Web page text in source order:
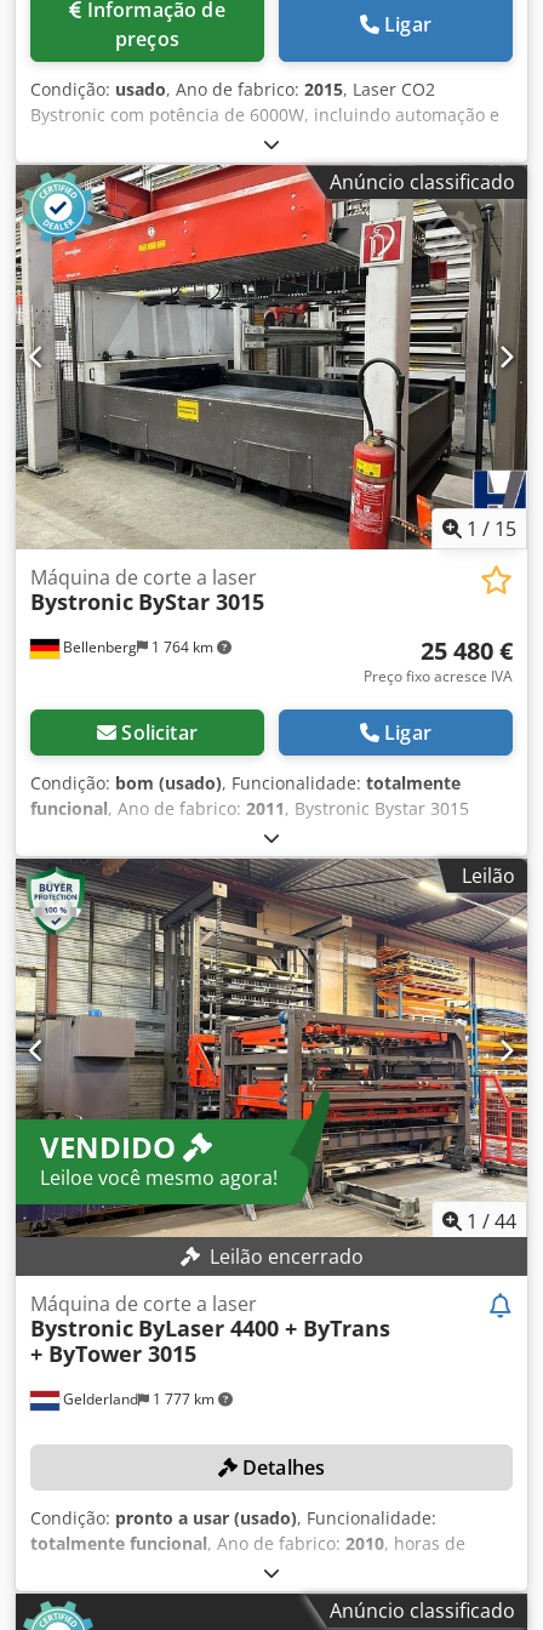
preços
Ligar
Condição: usado, Ano de fabrico: 2015, Laser CO2
Bystronic com potência de 6000W, incluindo automação e
sistema de armazenamento. Trocador automático de
paletes Comando CNC Byvision Centragem automática do
bico Dkodpfx Aaozdtyij Rer Tubo de impulso regulado
Limpeza automática do bico Deteção de colisões Unidade
de refrigeração Unidade de filtragem Mais informações e
vídeos disponíveis mediante solicitação. Visita possível por
marcação. Disponível imediatamente. Dimensões de
trabalho: 3000 x 1500 mm Potência do laser: 6000W
Automação (triagem e armazenamento): ASTES4SORT (12
posições) Armazenamento: TRAFO (12 posições de
armazenamento) Horas ligadas: 41643h Horas de corte:
25394h
Anúncio classificado
1 / 15
Bellenberg 1 764 km
Máquina de corte a laser
Bystronic ByStar 3015
25 480 €
Preço fixo acresce IVA
Solicitar Ligar
Condição: bom (usado), Funcionalidade: totalmente
funcional, Ano de fabrico: 2011, Bystronic Bystar 3015
Laser de bancada plana CO² + Bytrans Cross 3015
(automação de chapas) Meio laser: CO2 Diâmetro do laser:
20 mm Potência do laser: 4,4 kW Dimensões da máquina
(C/L/A): 9500/6500/3500 (extração Doldson) Comprimento e
largura da mesa: 3000/1500 Área de corte -x/-y: 3000/1500
Espessura da chapa - aço: 25 mm Espessura da chapa -
inox: 20 mm Espessura da chapa - alumínio: 12 mm Horas
de operação da máquina: 106.367h Horas de operação do
laser (módulo de excitação): 73.725h Horas de operação do
feixe: 50.873h Inclui: Sistema de extração Depro 6-SPRK
Ressonador Bylaser 4400 Unidade de refrigeração WKL 430
Dsdpfxoyztcho Aa Rskr Venda intermediária, alterações e
erros reservados!
Leilão
VENDIDO
Leiloe você mesmo agora!
1 /44
Leilão encerrado
Gelderland 1 777 km
Máquina de corte a laser
Bystronic ByLaser 4400 + ByTrans
+ ByTower 3015
Detalhes
Condição: pronto a usar (usado), Funcionalidade:
totalmente funcional, Ano de fabrico: 2010, horas de
, número da máquina/veículo:
R1011250, potência do laser:4 400 W, curso do eixo X:
3 000 mm
1 500 mm, curso do eixo Z:170
Anúncio classificado